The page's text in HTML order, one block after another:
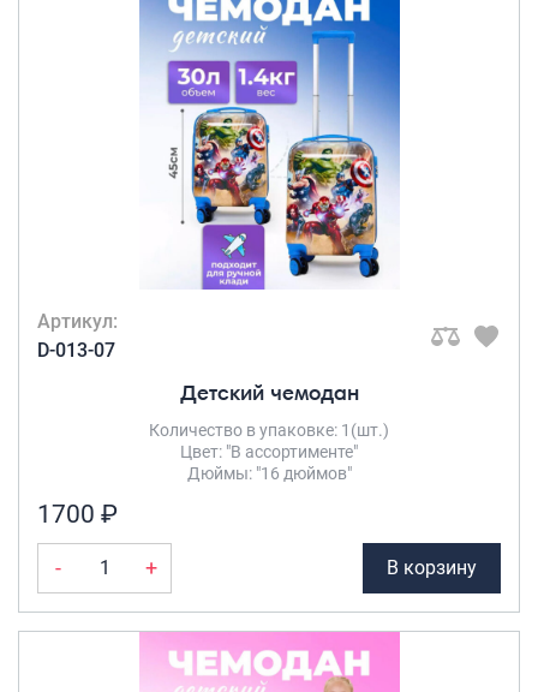
Артикул:
D-013-07
Детский чемодан
Количество в упаковке: 1(шт.)
Цвет: "В ассортименте"
Дюймы: "16 дюймов"
1700 ₽
- + В корзину